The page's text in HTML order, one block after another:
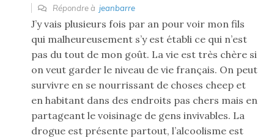
Répondre à jeanbarre
J’y vais plusieurs fois par an pour voir mon fils
qui malheureusement s’y est établi ce qui n’est
pas du tout de mon goût. La vie est très chère si
on veut garder le niveau de vie français. On peut
survivre en se nourrissant de choses cheep et
en habitant dans des endroits pas chers mais en
partageant le voisinage de gens invivables. La
drogue est présente partout, l’alcoolisme est